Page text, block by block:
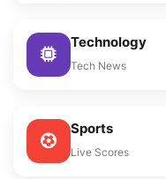
Technology
Tech News
Sports
Live Scores